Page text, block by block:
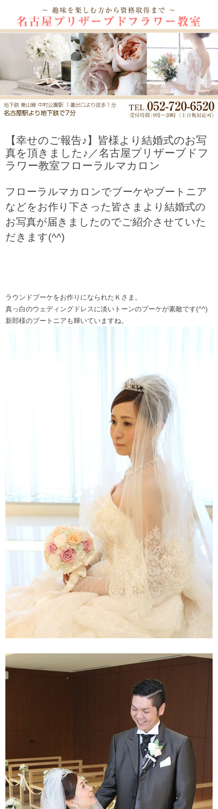
【幸せのご報告♪】皆様より結婚式のお写
真を頂きました♪／名古屋プリザーブドフ
ラワー教室フローラルマカロン
フローラルマカロンでブーケやブートニア
などをお作り下さった皆さまより結婚式の
お写真が届きましたのでご紹介させていた
だきます(^^)
ラウンドブーケをお作りになられたＫさま。
真っ白のウェディングドレスに淡いトーンのブーケが素敵です(^^)
新郎様のブートニアも輝いていますね。